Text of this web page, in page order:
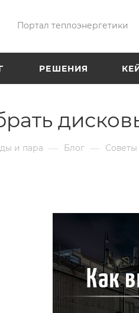
Портал теплоэнергетики
РЕШЕНИЯ
и пара — Блог — Советы